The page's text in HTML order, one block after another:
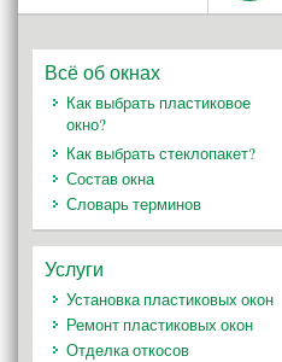
Всё об окнах
Как выбрать пластиковое
окно?
Как выбрать стеклопакет?
Состав окна
Словарь терминов
Услуги
Установка пластиковых окон
Ремонт пластиковых окон
Отделка откосов